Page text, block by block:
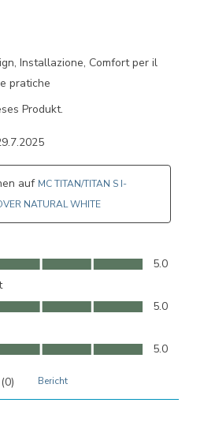
Installazione, Comfort per il
pratiche
Produkt.
auf MC TITAN/TITAN S I-
NATURAL WHITE
5.0
5.0 von 5
5.0
5.0
(0) Bericht